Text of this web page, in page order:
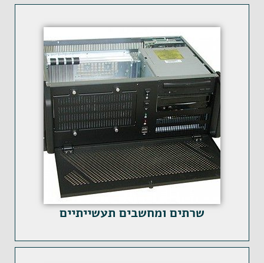
שרתים ומחשבים תעשייתיים